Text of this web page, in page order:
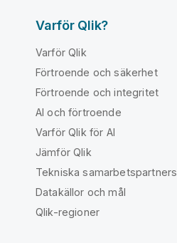
Varför Qlik?
Varför Qlik
Förtroende och säkerhet
Förtroende och integritet
AI och förtroende
Varför Qlik för AI
Jämför Qlik
Tekniska samarbetspartners
Datakällor och mål
Qlik-regioner